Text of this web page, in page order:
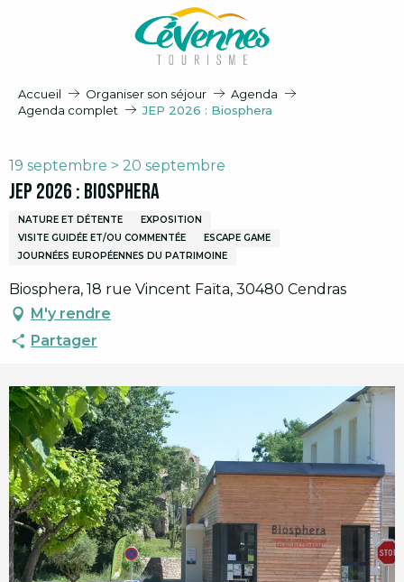
Accueil Organiser son séjour
Agenda
Agenda complet
JEP 2026 : Biosphera
19 septembre > 20 septembre
JEP 2026 : Biosphera
NATURE ET DÉTENTE
EXPOSITION
VISITE GUIDÉE ET/OU COMMENTÉE
ESCAPE GAME
JOURNÉES EUROPÉENNES DU PATRIMOINE
Biosphera, 18 rue Vincent Faïta, 30480 Cendras
M'y rendre
Partager